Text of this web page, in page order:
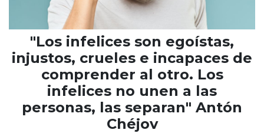
"Los infelices son egoístas,
injustos, crueles e incapaces de
comprender al otro. Los
infelices no unen a las
personas, las separan" Antón
Chéjov